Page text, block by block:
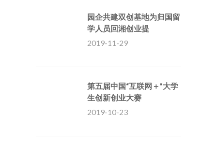
园企共建双创基地为归国留
学人员回湘创业提
2019-11-29
第五届中国“互联网＋”大学
生创新创业大赛
2019-10-23